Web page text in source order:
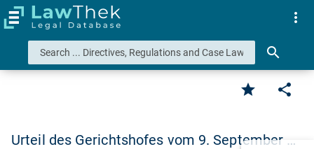
search
more_vert
star share
Urteil des Gerichtshofes vom 9. September …